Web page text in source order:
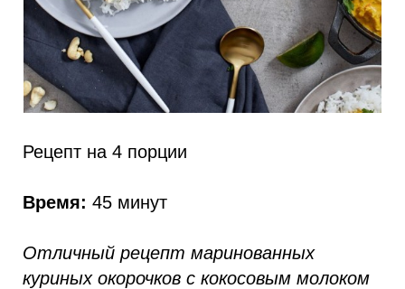
Рецепт на 4 порции
Время: 45 минут
Отличный рецепт маринованных
куриных окорочков с кокосовым молоком